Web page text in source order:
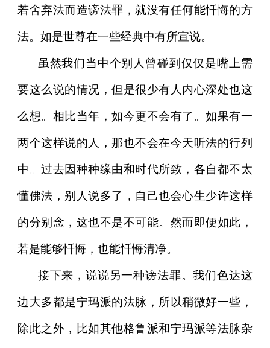
若舍弃法而造谤法罪，就没有任何能忏悔的方
法。如是世尊在一些经典中有所宣说。
虽然我们当中个别人曾碰到仅仅是嘴上需
要这么说的情况，但是很少有人内心深处也这
么想。相比当年，如今更不会有了。如果有一
两个这样说的人，那也不会在今天听法的行列
中。过去因种种缘由和时代所致，各自都不太
懂佛法，别人说多了，自己也会心生少许这样
的分别念，这也不是不可能。然而即便如此，
若是能够忏悔，也能忏悔清净。
接下来，说说另一种谤法罪。我们色达这
边大多都是宁玛派的法脉，所以稍微好一些，
除此之外，比如其他格鲁派和宁玛派等法脉杂